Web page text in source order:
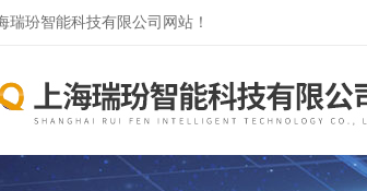
瑞玢智能科技有限公司网站！